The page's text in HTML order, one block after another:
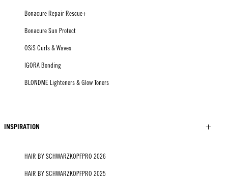
Bonacure Repair Rescue+
Bonacure Sun Protect
OSiS Curls & Waves
IGORA Bonding
BLONDME Lighteners & Glow Toners
INSPIRATION
HAIR BY SCHWARZKOPFPRO 2026
HAIR BY SCHWARZKOPFPRO 2025